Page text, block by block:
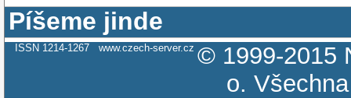
Píšeme jinde
ISSN 1214-1267 www.czech-server.cz © 1999-2015
o.